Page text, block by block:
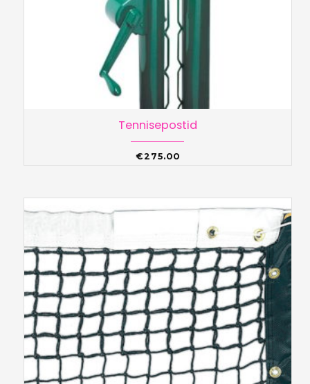
Tennisepostid
€275.00